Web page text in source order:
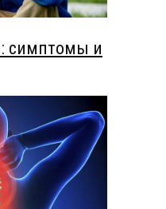
симптомы и